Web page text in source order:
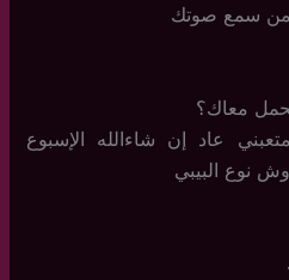
من سمع صوتك
معاك؟
عاد إن شاءالله الإسبوع
نوع البيبي